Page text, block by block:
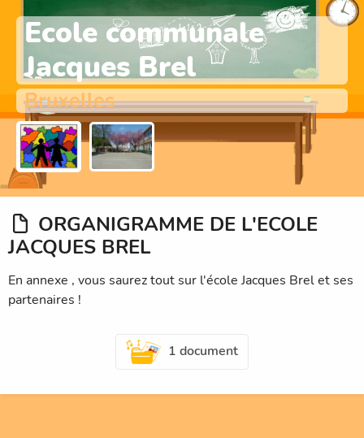
Ecole communale
Jacques Brel
Bruxelles
ORGANIGRAMME DE L'ECOLE
JACQUES BREL
En annexe , vous saurez tout sur l'école Jacques Brel et ses
partenaires !
1 document